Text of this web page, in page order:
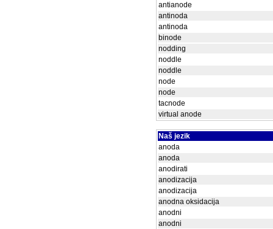
antianode
antinoda
antinoda
binode
nodding
noddle
noddle
node
node
tacnode
virtual anode
Naš jezik
anoda
anoda
anodirati
anodizacija
anodizacija
anodna oksidacija
anodni
anodni